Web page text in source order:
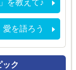
を教えて♪
愛を語ろう
ック